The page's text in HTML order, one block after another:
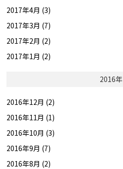
2017年4月 (3)
2017年3月 (7)
2017年2月 (2)
2017年1月 (2)
2016年
2016年12月 (2)
2016年11月 (1)
2016年10月 (3)
2016年9月 (7)
2016年8月 (2)